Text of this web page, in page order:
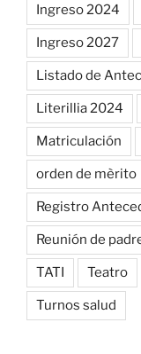
Ingreso 2024
Ingreso 2027
Listado de
Literillia 2024
Matriculación
orden de mèrito
Registro
Reunión de
TATI Teatro
Turnos salud